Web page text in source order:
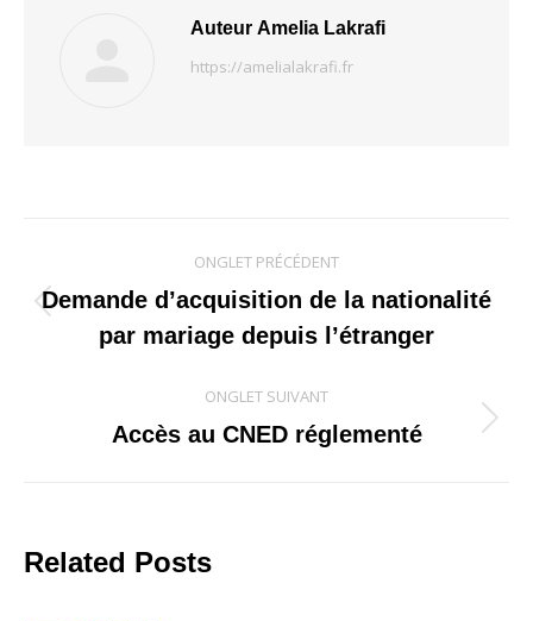
Auteur Amelia Lakrafi
https://amelialakrafi.fr
de
commentaire
ONGLET PRÉCÉDENT
Onglet
précédent
Demande d’acquisition de la nationalité
par mariage depuis l’étranger
ONGLET SUIVANT
Onglet
Accès au CNED réglementé
Related Posts